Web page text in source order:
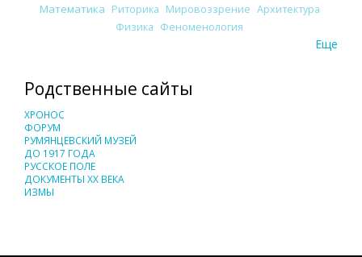
Математика Риторика Мировоззрение Архитектура
Физика Феноменология
Еще
Родственные сайты
ХРОНОС
ФОРУМ
РУМЯНЦЕВСКИЙ МУЗЕЙ
ДО 1917 ГОДА
РУССКОЕ ПОЛЕ
ДОКУМЕНТЫ XX ВЕКА
ИЗМЫ